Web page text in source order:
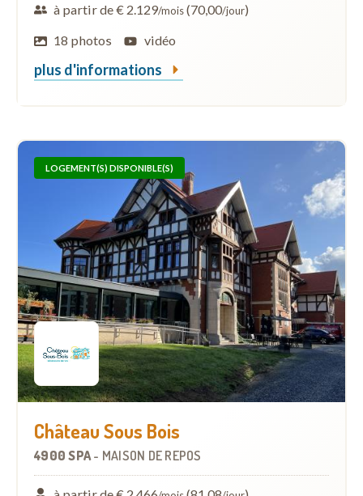
à partir de € 2.129/mois(70,00/jour)
18 photos
vidéo
plus d'informations
LOGEMENT(S) DISPONIBLE(S)
Château Sous Bois
4900 SPA- MAISON DE REPOS